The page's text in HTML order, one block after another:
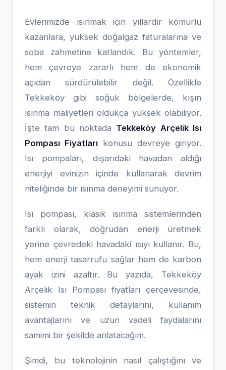
Evlerimizde ısınmak için yıllardır kömürlü
kazanlara, yüksek doğalgaz faturalarına ve
soba zahmetine katlandık. Bu yöntemler,
hem çevreye zararlı hem de ekonomik
açıdan sürdürülebilir değil. Özellikle
Tekkeköy gibi soğuk bölgelerde, kışın
ısınma maliyetleri oldukça yüksek olabiliyor.
İşte tam bu noktada Tekkeköy Arçelik Isı
Pompası Fiyatları konusu devreye giriyor.
Isı pompaları, dışarıdaki havadan aldığı
enerjiyi evinizin içinde kullanarak devrim
niteliğinde bir ısınma deneyimi sunuyor.
Isı pompası, klasik ısınma sistemlerinden
farklı olarak, doğrudan enerji üretmek
yerine çevredeki havadaki ısıyı kullanır. Bu,
hem enerji tasarrufu sağlar hem de karbon
ayak izini azaltır. Bu yazıda, Tekkeköy
Arçelik Isı Pompası fiyatları çerçevesinde,
sistemin teknik detaylarını, kullanım
avantajlarını ve uzun vadeli faydalarını
samimi bir şekilde anlatacağım.
Şimdi, bu teknolojinin nasıl çalıştığını ve